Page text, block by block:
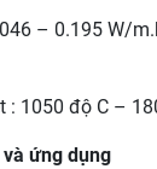
– 0.195 W/
: 1050 độ C –
ứng dụng